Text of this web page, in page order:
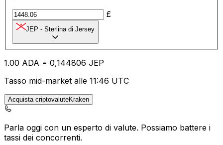
£
JEP - Sterlina di Jersey
1.00 ADA = 0,144806 JEP
Tasso mid-market alle 11:46 UTC
Acquista criptovaluteKraken
Parla oggi con un esperto di valute. Possiamo battere i
tassi dei concorrenti.